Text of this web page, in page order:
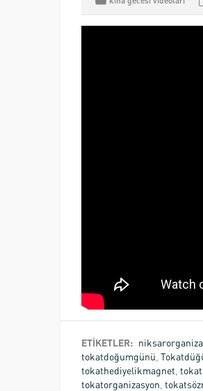
ETİKETLER:
tokatdoğumgünü
tokathediyelikmagnet
tokatorganizasyon